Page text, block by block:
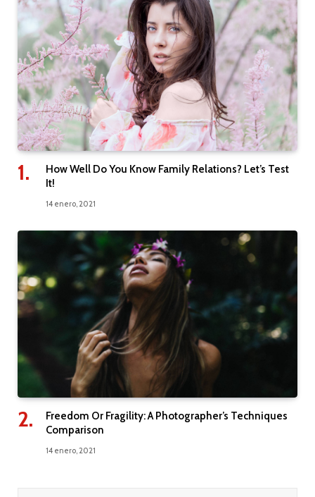
How Well Do You Know Family Relations? Let’s Test
It!
14 enero, 2021
Freedom Or Fragility: A Photographer’s Techniques
Comparison
14 enero, 2021